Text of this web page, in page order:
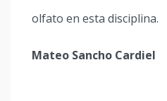
olfato en esta disciplina.
Mateo Sancho Cardiel